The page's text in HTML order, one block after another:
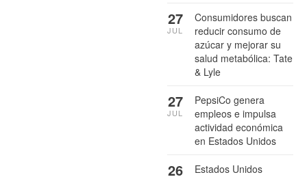
Consumidores buscan
reducir consumo de
azúcar y mejorar su
salud metabólica: Tate
& Lyle
27
JUL
PepsiCo genera
empleos e impulsa
actividad económica
en Estados Unidos
27
JUL
Estados Unidos
26